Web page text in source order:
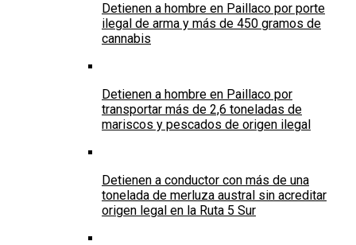
Detienen a hombre en Paillaco por porte
ilegal de arma y más de 450 gramos de
cannabis
Detienen a hombre en Paillaco por
transportar más de 2,6 toneladas de
mariscos y pescados de origen ilegal
Detienen a conductor con más de una
tonelada de merluza austral sin acreditar
origen legal en la Ruta 5 Sur